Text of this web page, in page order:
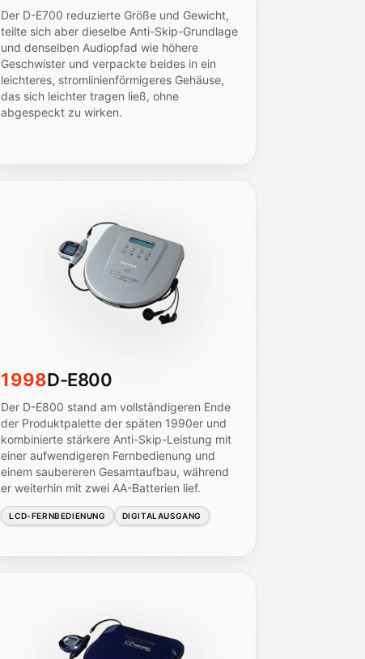
Der D-E700 reduzierte Größe und Gewicht,
teilte sich aber dieselbe Anti-Skip-Grundlage
und denselben Audiopfad wie höhere
Geschwister und verpackte beides in ein
leichteres, stromlinienförmigeres Gehäuse,
das sich leichter tragen ließ, ohne
abgespeckt zu wirken.
1998D-E800
Der D-E800 stand am vollständigeren Ende
der Produktpalette der späten 1990er und
kombinierte stärkere Anti-Skip-Leistung mit
einer aufwendigeren Fernbedienung und
einem saubereren Gesamtaufbau, während
er weiterhin mit zwei AA-Batterien lief.
LCD-FERNBEDIENUNG DIGITALAUSGANG